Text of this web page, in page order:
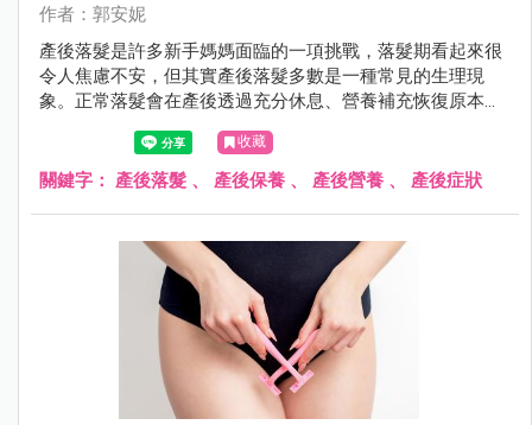
作者：郭安妮
產後落髮是許多新手媽媽面臨的一項挑戰，落髮期看起來很
令人焦慮不安，但其實產後落髮多數是一種常見的生理現
象。正常落髮會在產後透過充分休息、營養補充恢復原本豐
盈的秀髮，若是不正常落髮，則需盡快就醫。
收藏
關鍵字： 產後落髮 、 產後保養 、 產後營養 、 產後症狀